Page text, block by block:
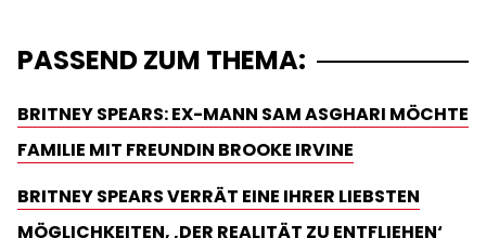
PASSEND ZUM THEMA:
BRITNEY SPEARS: EX-MANN SAM ASGHARI MÖCHTE
FAMILIE MIT FREUNDIN BROOKE IRVINE
BRITNEY SPEARS VERRÄT EINE IHRER LIEBSTEN
MÖGLICHKEITEN, ‚DER REALITÄT ZU ENTFLIEHEN‘